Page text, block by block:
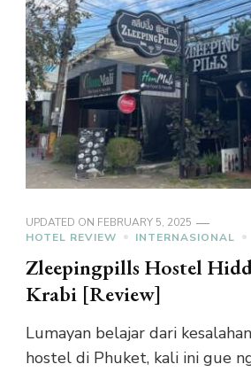
UPDATED ON FEBRUARY 5, 2025
HOTEL REVIEW
INTERNASIONAL
Zleepingpills Hostel
Krabi [Review]
Lumayan belajar dari
hostel di Phuket, kali ini gue